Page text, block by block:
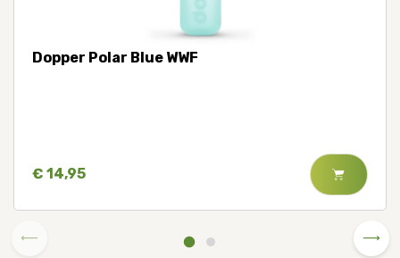
Dopper Polar Blue WWF
€ 14,95